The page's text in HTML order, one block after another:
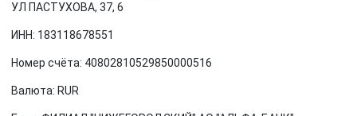
УЛ ПАСТУХОВА, 37, 6
ИНН: 183118678551
Номер счёта: 40802810529850000516
Валюта: RUR